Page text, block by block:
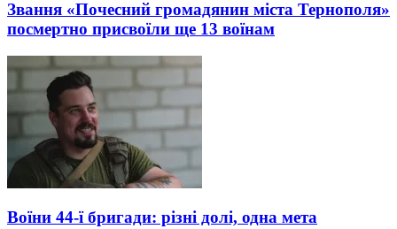
Звання «Почесний громадянин міста Тернополя»
посмертно присвоїли ще 13 воїнам
Воїни 44-ї бригади: різні долі, одна мета